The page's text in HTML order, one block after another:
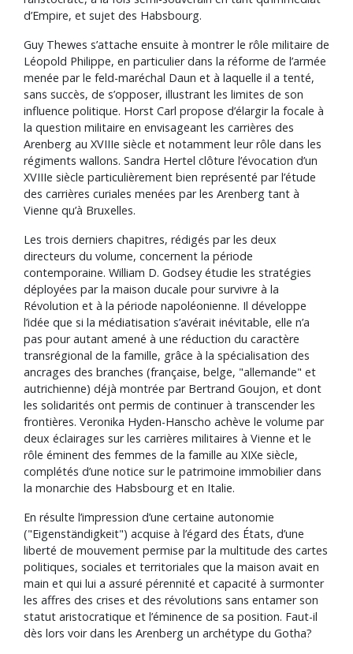
d’Empire, et sujet des Habsbourg.
Guy Thewes s’attache ensuite à montrer le rôle militaire de
Léopold Philippe, en particulier dans la réforme de l’armée
menée par le feld-maréchal Daun et à laquelle il a tenté,
sans succès, de s’opposer, illustrant les limites de son
influence politique. Horst Carl propose d’élargir la focale à
la question militaire en envisageant les carrières des
Arenberg au XVIIIe siècle et notamment leur rôle dans les
régiments wallons. Sandra Hertel clôture l’évocation d’un
XVIIIe siècle particulièrement bien représenté par l’étude
des carrières curiales menées par les Arenberg tant à
Vienne qu’à Bruxelles.
Les trois derniers chapitres, rédigés par les deux
directeurs du volume, concernent la période
contemporaine. William D. Godsey étudie les stratégies
déployées par la maison ducale pour survivre à la
Révolution et à la période napoléonienne. Il développe
l’idée que si la médiatisation s’avérait inévitable, elle n’a
pas pour autant amené à une réduction du caractère
transrégional de la famille, grâce à la spécialisation des
ancrages des branches (française, belge, "allemande" et
autrichienne) déjà montrée par Bertrand Goujon, et dont
les solidarités ont permis de continuer à transcender les
frontières. Veronika Hyden-Hanscho achève le volume par
deux éclairages sur les carrières militaires à Vienne et le
rôle éminent des femmes de la famille au XIXe siècle,
complétés d’une notice sur le patrimoine immobilier dans
la monarchie des Habsbourg et en Italie.
En résulte l’impression d’une certaine autonomie
("Eigenständigkeit") acquise à l’égard des États, d’une
liberté de mouvement permise par la multitude des cartes
politiques, sociales et territoriales que la maison avait en
main et qui lui a assuré pérennité et capacité à surmonter
les affres des crises et des révolutions sans entamer son
statut aristocratique et l’éminence de sa position. Faut-il
dès lors voir dans les Arenberg un archétype du Gotha?